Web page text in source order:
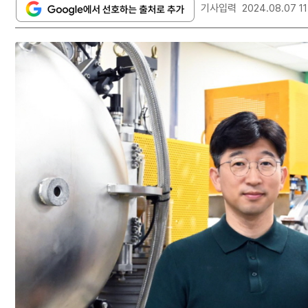
기사입력 2024.08.07